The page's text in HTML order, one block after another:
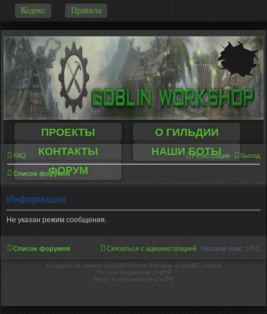
Кодекс Правила
ПРОЕКТЫ
О ГИЛЬДИИ
КОНТАКТЫ
НАШИ БОТЫ
ФОРУМ
FAQ Выход
Регистрация
Список форумов
Информация
Не указан режим сообщения.
Список форумов Часовой пояс: UTC
Связаться с администрацией
Создано на основе phpBB® Forum Software © phpBB Limited
Русская поддержка phpBB
Моды и расширения phpBB